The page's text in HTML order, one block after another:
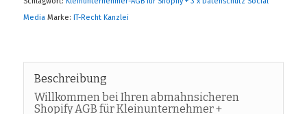
Media Marke: IT-Recht Kanzlei
Beschreibung
Willkommen bei Ihren abmahnsicheren
Shopify AGB für Kleinunternehmer +